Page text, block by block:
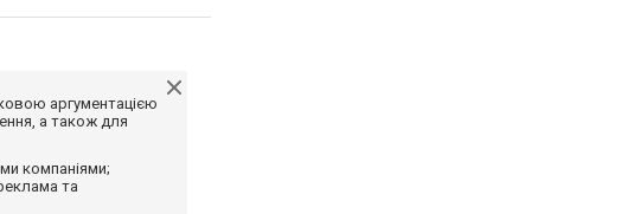
аргументацією
а також для
компаніями;
та